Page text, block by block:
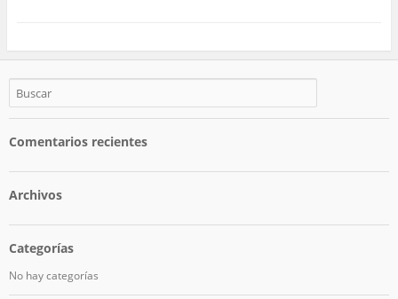
Comentarios recientes
Archivos
Categorías
No hay categorías